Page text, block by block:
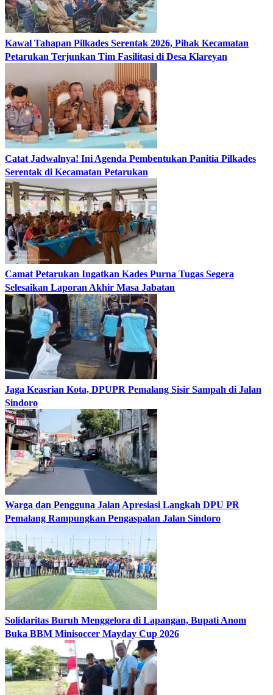
Kawal Tahapan Pilkades Serentak 2026, Pihak Kecamatan
Petarukan Terjunkan Tim Fasilitasi di Desa Klareyan
Catat Jadwalnya! Ini Agenda Pembentukan Panitia Pilkades
Serentak di Kecamatan Petarukan
Camat Petarukan Ingatkan Kades Purna Tugas Segera
Selesaikan Laporan Akhir Masa Jabatan
Jaga Keasrian Kota, DPUPR Pemalang Sisir Sampah di Jalan
Sindoro
Warga dan Pengguna Jalan Apresiasi Langkah DPU PR
Pemalang Rampungkan Pengaspalan Jalan Sindoro
Solidaritas Buruh Menggelora di Lapangan, Bupati Anom
Buka BBM Minisoccer Mayday Cup 2026